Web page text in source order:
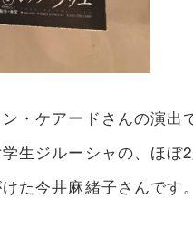
・ケアードさんの演
生ジルーシャの、ほ
た今井麻緒子さんです。